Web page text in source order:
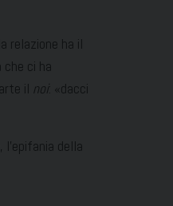
relazione ha il
ci ha
il noi: «dacci
della